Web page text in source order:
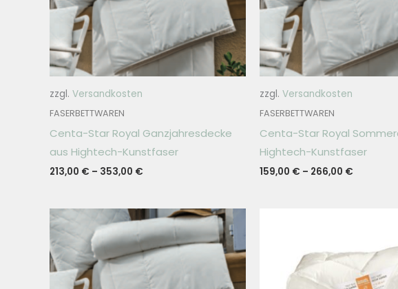
zzgl. Versandkosten
FASERBETTWAREN
Centa-Star Royal Ganzjahresdecke
aus Hightech-Kunstfaser
213,00 € – 353,00 €
zzgl. Versandkosten
FASERBETTWAREN
Centa-Star Royal
Hightech-Kunstfaser
159,00 € – 266,00 €